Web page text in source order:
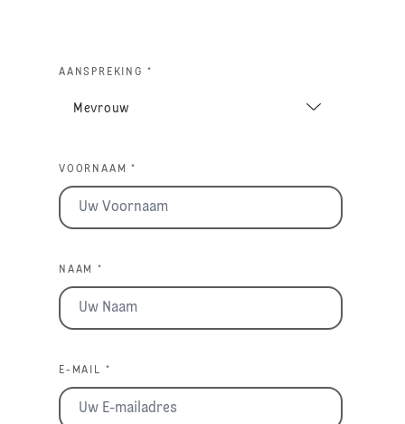
AANSPREKING *
VOORNAAM *
NAAM *
E-MAIL *